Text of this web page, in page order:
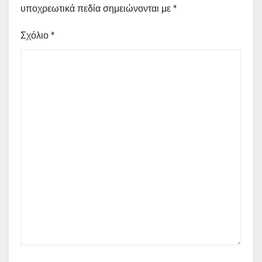
υποχρεωτικά πεδία σημειώνονται με *
Σχόλιο *